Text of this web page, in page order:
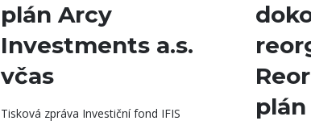
plán Arcy
Investments a.s.
včas
Tisková zpráva Investiční fond IFIS